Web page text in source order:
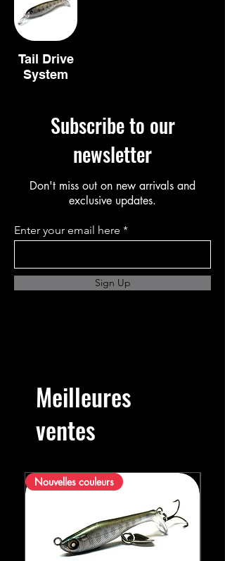
Tail Drive
System
Subscribe to our
newsletter
Don't miss out on new arrivals and
exclusive updates.
Enter your email here
Sign Up
Meilleures
ventes
Nouvelles couleurs